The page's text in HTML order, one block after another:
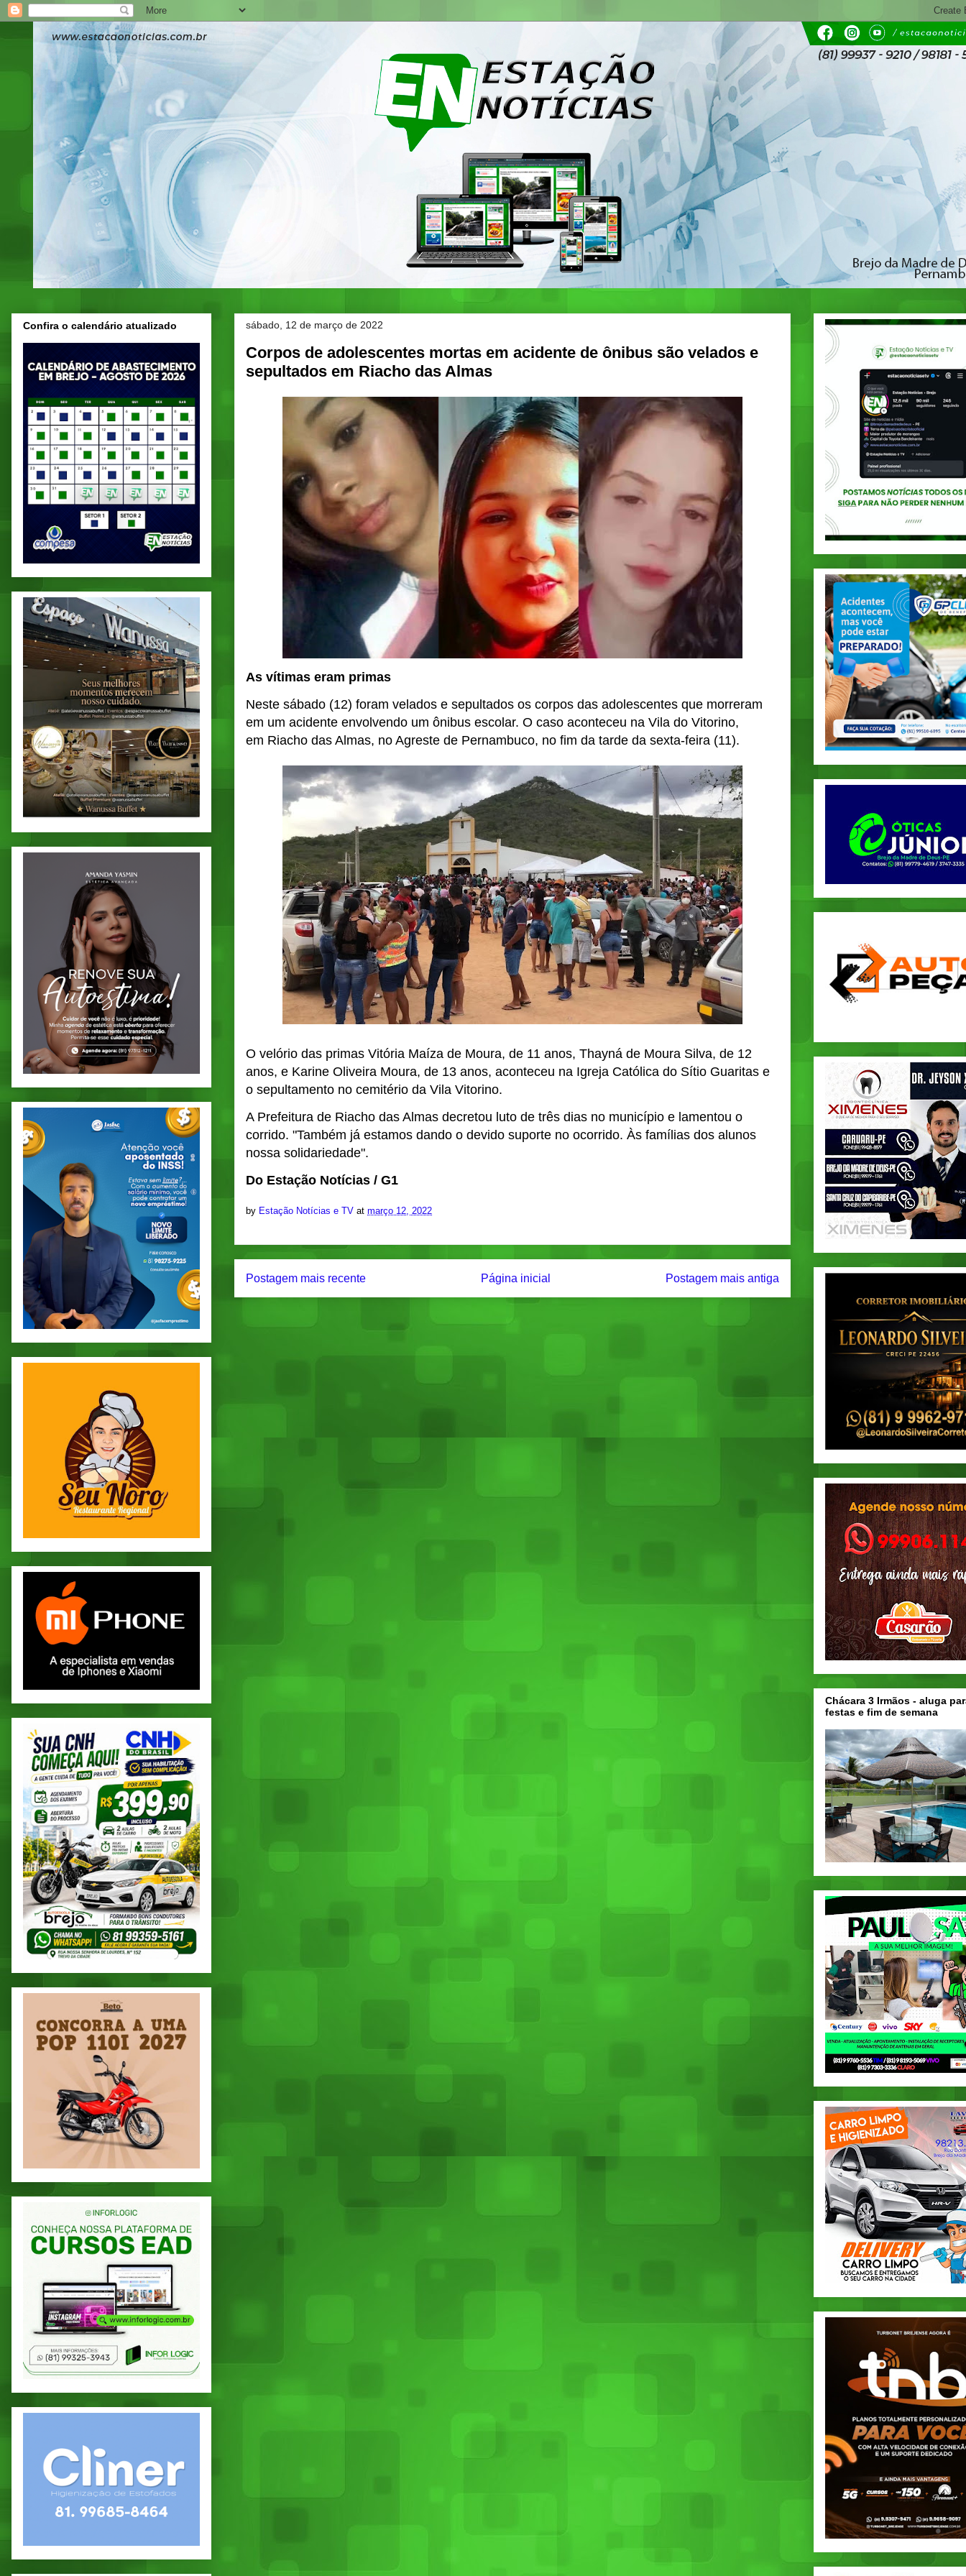
sábado, 12 de março de 2022
Corpos de adolescentes mortas em acidente de ônibus são velados e
sepultados em Riacho das Almas
As vítimas eram primas
Neste sábado (12) foram velados e sepultados os corpos das adolescentes que morreram
em um acidente envolvendo um ônibus escolar. O caso aconteceu na Vila do Vitorino,
em Riacho das Almas, no Agreste de Pernambuco, no fim da tarde da sexta-feira (11).
O velório das primas Vitória Maíza de Moura, de 11 anos, Thayná de Moura Silva, de 12
anos, e Karine Oliveira Moura, de 13 anos, aconteceu na Igreja Católica do Sítio Guaritas e
o sepultamento no cemitério da Vila Vitorino.
A Prefeitura de Riacho das Almas decretou luto de três dias no município e lamentou o
corrido. "Também já estamos dando o devido suporte no ocorrido. Às famílias dos alunos
nossa solidariedade".
Do Estação Notícias / G1
by Estação Notícias e TV at março 12, 2022
Postagem mais recente Postagem mais antiga
Página inicial
Confira o calendário atualizado
Chácara 3 Irmãos - aluga
festas e fim de semana